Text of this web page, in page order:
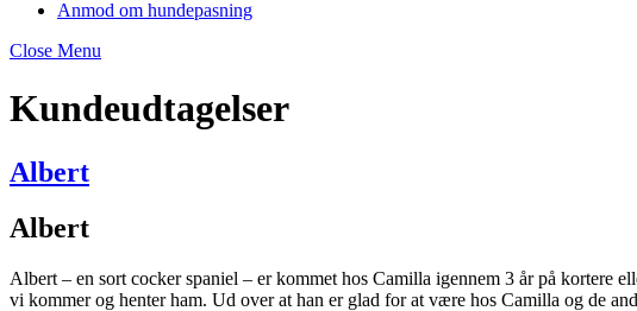
Anmod om hundepasning
Close Menu
Kundeudtagelser
Albert
Albert
Albert – en sort cocker spaniel – er kommet hos Camilla igennem 3 år på kortere
vi kommer og henter ham. Ud over at han er glad for at være hos Camilla og de